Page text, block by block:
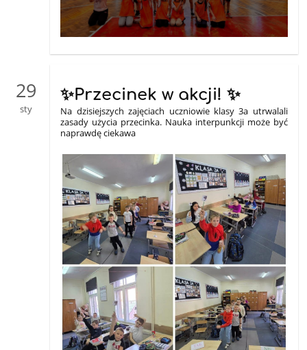
29
sty
✨️Przecinek w akcji! ✨️
Na dzisiejszych zajęciach uczniowie klasy 3a utrwalali
zasady użycia przecinka. Nauka interpunkcji może być
naprawdę ciekawa